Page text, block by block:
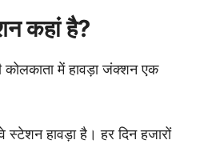
कहां है?
कोलकाता में हावड़ा जंक्शन एक
हावड़ा है। हर दिन हजारों